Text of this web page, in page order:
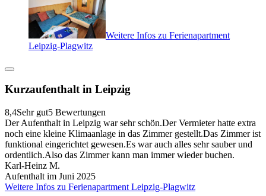
Weitere Infos zu Ferienapartment
Leipzig-Plagwitz
Kurzaufenthalt in Leipzig
8,4Sehr gut5 Bewertungen
Der Aufenthalt in Leipzig war sehr schön.Der Vermieter hatte extra
noch eine kleine Klimaanlage in das Zimmer gestellt.Das Zimmer ist
funktional eingerichtet gewesen.Es war auch alles sehr sauber und
ordentlich.Also das Zimmer kann man immer wieder buchen.
Karl-Heinz M.
Aufenthalt im Juni 2025
Weitere Infos zu Ferienapartment Leipzig-Plagwitz